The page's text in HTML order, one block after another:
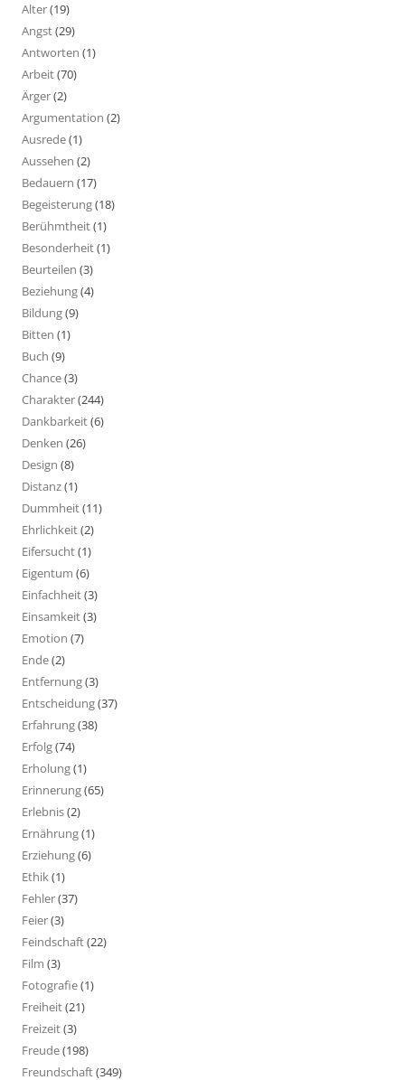
Alter(19)
Angst(29)
Antworten (1)
Arbeit(70)
Ärger(2)
Argumentation (2)
Ausrede(1)
Aussehen (2)
Bedauern (17)
Begeisterung(18)
Berühmtheit(1)
Besonderheit(1)
Beurteilen (3)
Beziehung(4)
Bildung(9)
Bitten (1)
Buch (9)
Chance(3)
Charakter(244)
Dankbarkeit(6)
Denken (26)
Design (8)
Distanz(1)
Dummheit(11)
Ehrlichkeit(2)
Eifersucht(1)
Eigentum (6)
Einfachheit(3)
Einsamkeit(3)
Emotion (7)
Ende(2)
Entfernung(3)
Entscheidung(37)
Erfahrung(38)
Erfolg(74)
Erholung(1)
Erinnerung(65)
Erlebnis(2)
Ernährung(1)
Erziehung(6)
Ethik(1)
Fehler(37)
Feier(3)
Feindschaft(22)
Film (3)
Fotografie(1)
Freiheit(21)
Freizeit(3)
Freude(198)
Freundschaft(349)